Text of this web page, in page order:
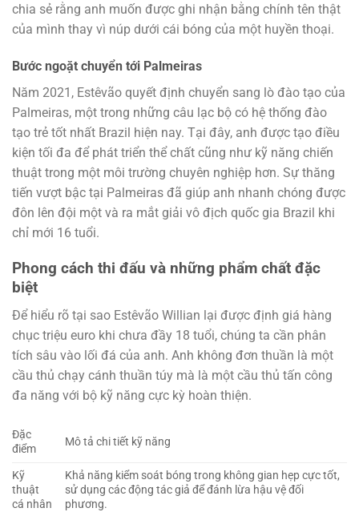
chia sẻ rằng anh muốn được ghi nhận bằng chính tên thật
của mình thay vì núp dưới cái bóng của một huyền thoại.
Bước ngoặt chuyển tới Palmeiras
Năm 2021, Estêvão quyết định chuyển sang lò đào tạo của
Palmeiras, một trong những câu lạc bộ có hệ thống đào
tạo trẻ tốt nhất Brazil hiện nay. Tại đây, anh được tạo điều
kiện tối đa để phát triển thể chất cũng như kỹ năng chiến
thuật trong một môi trường chuyên nghiệp hơn. Sự thăng
tiến vượt bậc tại Palmeiras đã giúp anh nhanh chóng được
đôn lên đội một và ra mắt giải vô địch quốc gia Brazil khi
chỉ mới 16 tuổi.
Phong cách thi đấu và những phẩm chất đặc
biệt
Để hiểu rõ tại sao Estêvão Willian lại được định giá hàng
chục triệu euro khi chưa đầy 18 tuổi, chúng ta cần phân
tích sâu vào lối đá của anh. Anh không đơn thuần là một
cầu thủ chạy cánh thuần túy mà là một cầu thủ tấn công
đa năng với bộ kỹ năng cực kỳ hoàn thiện.
Đặc
điểm
Mô tả chi tiết kỹ năng
Kỹ
thuật
cá nhân
Khả năng kiểm soát bóng trong không gian hẹp cực tốt,
sử dụng các động tác giả để đánh lừa hậu vệ đối
phương.